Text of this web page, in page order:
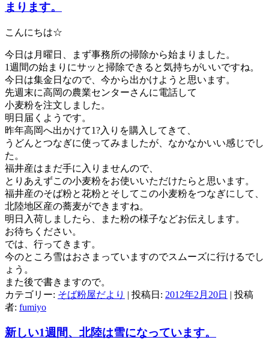
まります。
こんにちは☆
今日は月曜日、まず事務所の掃除から始まりました。
1週間の始まりにサッと掃除できると気持ちがいいですね。
今日は集金日なので、今から出かけようと思います。
先週末に高岡の農業センターさんに電話して
小麦粉を注文しました。
明日届くようです。
昨年高岡へ出かけて1?入りを購入してきて、
うどんとつなぎに使ってみましたが、なかなかいい感じでし
た。
福井産はまだ手に入りませんので、
とりあえずこの小麦粉をお使いいただけたらと思います。
福井産のそば粉と花粉とそしてこの小麦粉をつなぎにして、
北陸地区産の蕎麦ができますね。
明日入荷しましたら、また粉の様子などお伝えします。
お待ちください。
では、行ってきます。
今のところ雪はおさまっていますのでスムーズに行けるでし
ょう。
また後で書きますので。
カテゴリー: そば粉屋だより | 投稿日: 2012年2月20日 | 投稿
者: fumiyo
新しい1週間、北陸は雪になっています。